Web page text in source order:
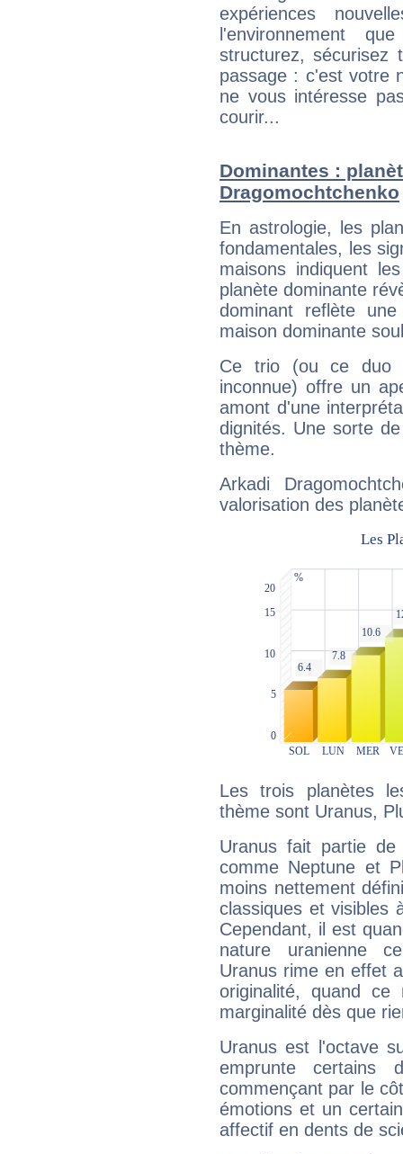
expériences
l'environnement
structurez, sécurisez
passage : c'est votre
ne vous intéresse
courir...
Dominantes :
Dragomochtchenko
En astrologie, les
fondamentales, les
maisons indiquent
planète dominante
dominant reflète
maison dominante
Ce trio (ou ce duo
inconnue) offre un
amont d'une
dignités. Une sorte
thème.
Arkadi
valorisation des
Les trois planètes
thème sont Uranus,
Uranus fait partie
comme Neptune et
moins nettement
classiques et visibles
Cependant, il est
nature uranienne
Uranus rime en effet
originalité, quand ce
marginalité dès que
Uranus est l'octave
emprunte
commençant par le
émotions et un
affectif en dents de